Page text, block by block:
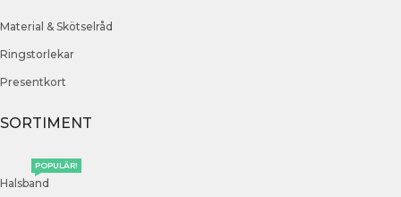
Material & Skötselråd
Ringstorlekar
Presentkort
SORTIMENT
Halsband
POPULÄR!